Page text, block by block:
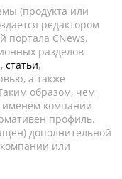
(продукта или
редактором
портала CNews.
разделов
статьи,
а также
образом, чем
именем компании
профиль.
дополнительной
или